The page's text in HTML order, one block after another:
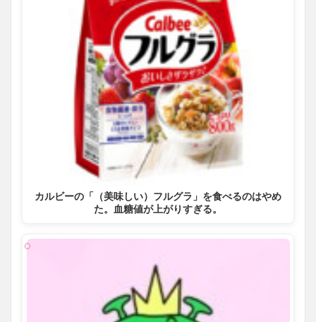
カルビーの「（美味しい）フルグラ」を食べるのはやめ
た。血糖値が上がりすぎる。